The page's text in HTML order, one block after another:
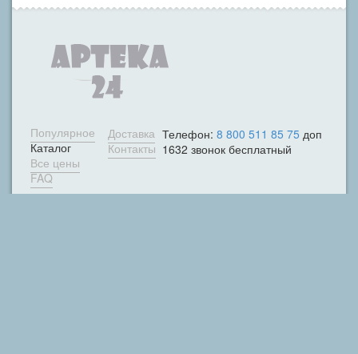
Популярное
Каталог
Все цены
FAQ
Доставка
Контакты
Телефон: 8 800 511 85 75 доп
1632 звонок бесплатный